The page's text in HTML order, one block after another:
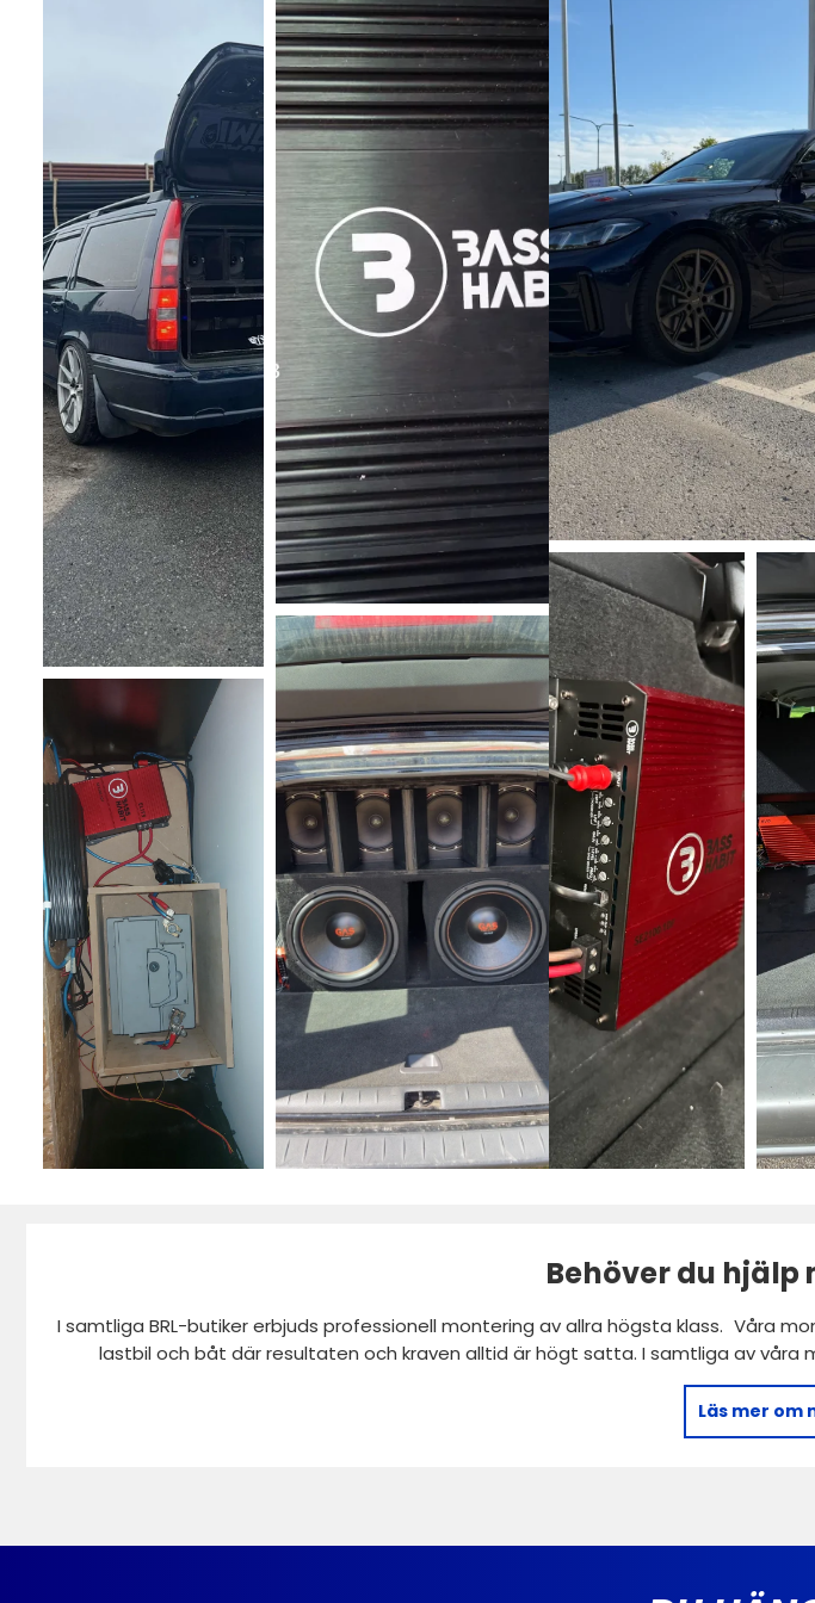
Behöver du
I samtliga BRL-butiker erbjuds professionell montering av allra högsta klass. Våra
lastbil och båt där resultaten och kraven alltid är högt satta. I samtliga av våra
Läs mer om